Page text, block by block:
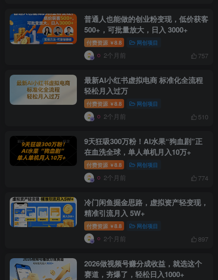
普通人也能做的创业粉变现，低价获客
500+，可批量放大，日入 3000+
付费资源 ￥8.8 网创项目
2个月前 757
最新AI小红书虚拟电商 标准化全流程
轻松月入过万
付费资源 ￥8.8 网创项目
2个月前 510
9天狂吸300万粉！AI水果“狗血剧”正
在血洗全球，单人单机月入10万+
付费资源 ￥8.8 网创项目
2个月前 774
冷门闲鱼掘金思路，虚拟资产轻变现，
精准引流月入 5W+
付费资源 ￥8.8 网创项目
2个月前 897
2026做视频号赚分成收益，就选这个
赛道，夯爆了，轻松日入1000+